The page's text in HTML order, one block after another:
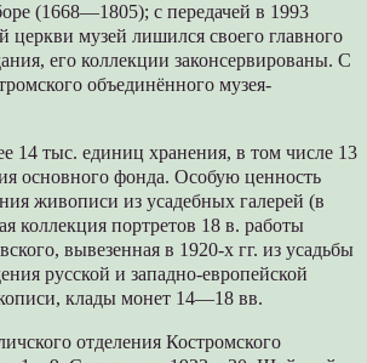
(1668—1805); с передачей в 1993
церкви музей лишился своего главного
его коллекции законсервированы. С
объединённого музея-
14 тыс. единиц хранения, в том числе 13
основного фонда. Особую ценность
живописи из усадебных галерей (в
коллекция портретов 18 в. работы
вывезенная в 1920-х гг. из усадьбы
русской и западно-европейской
клады монет 14—18 вв.
отделения Костромского